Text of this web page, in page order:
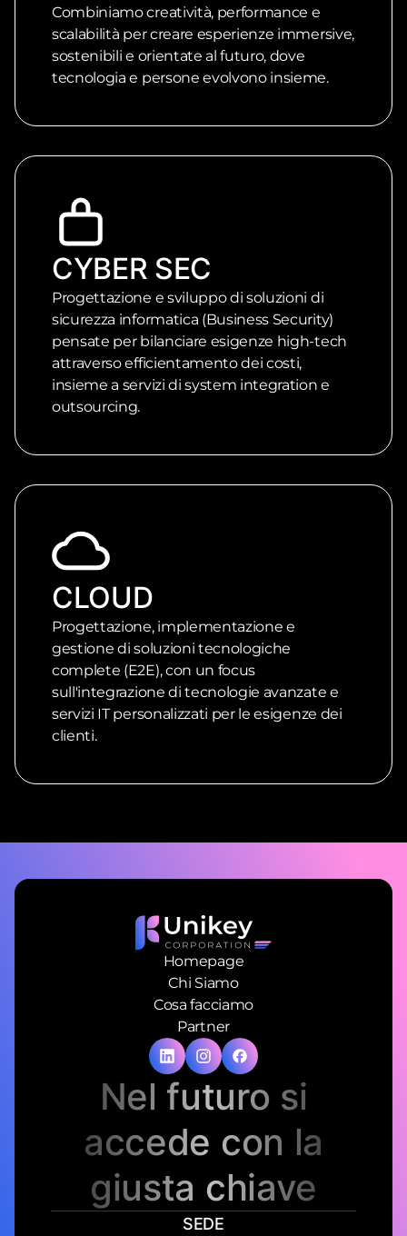
Combiniamo creatività, performance e
scalabilità per creare esperienze immersive,
sostenibili e orientate al futuro, dove
tecnologia e persone evolvono insieme.
CYBER SEC
Progettazione e sviluppo di soluzioni di
sicurezza informatica (Business Security)
pensate per bilanciare esigenze high-tech
attraverso efficientamento dei costi,
insieme a servizi di system integration e
outsourcing.
CLOUD
Progettazione, implementazione e
gestione di soluzioni tecnologiche
complete (E2E), con un focus
sull'integrazione di tecnologie avanzate e
servizi IT personalizzati per le esigenze dei
clienti.
Homepage
Chi Siamo
Cosa facciamo
Partner
Nel futuro si
accede con la
giusta chiave
SEDE